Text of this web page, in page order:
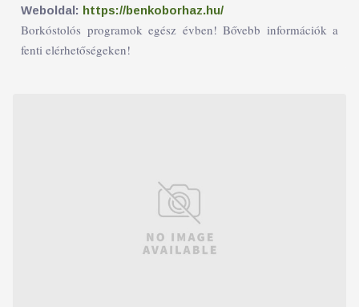
Weboldal: https://benkoborhaz.hu/
Borkóstolós programok egész évben! Bővebb információk a
fenti elérhetőségeken!